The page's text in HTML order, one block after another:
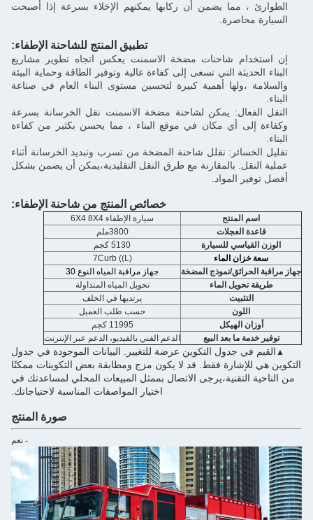
الطوارئ ، مما يضمن أن ركابها يمكنهم الإخلاء بسرعة إذا أصبحت
السيارة محاصرة.
تطبيق المنتج للشاحنة الإطفاء:
إن استخدام شاحنات مضخة الاسمنت يعكس اتجاه تطوير مشاريع
البناء الحديثة التي تسعى إلى كفاءة عالية وتوفير الطاقة وحماية البيئة
والسلامة ،ولها أهمية كبيرة لتحسين مستوى البناء العام في صناعة
البناء.
النقل الفعال: يمكن لشاحنة مضخة الاسمنت نقل الخرسانة بسرعة
وكفاءة إلى أي مكان في موقع البناء ، مما يحسن بكثير من كفاءة
البناء.
تقليل الخسائر: تقلل شاحنة المضخة من تسرب وتبديد الخرسانة أثناء
عملية النقل. بالمقارنة مع طرق النقل التقليدية،يمكن أن يضمن بشكل
أفضل توفير المواد.
خصائص المنتج من شاحنة الإطفاء:
اسم المنتج
سيارة الإطفاء 6X4 8X4
قاعدة العجلات
3800ملم
الوزن القياسي للسيارة
5130 كجم
سعة خزان الماء
7Curb ((L)
جهاز مراقبة الحرائق/نموذج المضخة
جهاز مراقبة المياه النوع 30
طريقة تحويل الماء
تحويل المياه المتداولة
التثبيت
يرتديها في الخلف
اللون
حسب طلب العميل
أوزان الهيكل
11995 كجم
توفير خدمة ما بعد البيع
الدعم الفني بالفيديو، الدعم عبر الإنترنت
▲ القيم في جدول التكوين عرضة للتغيير. البيانات الموجودة في جدول
التكوين هي للإشارة فقط. قد لا يكون مزج ومطابقة بعض التكوينات ممكنًا
من الناحية التقنية،يرجى الاتصال بممثل المبيعات المحلي لمساعدتك في
اختيار المواصفات المناسبة لاحتياجاتك.
صورة المنتج
- نعم